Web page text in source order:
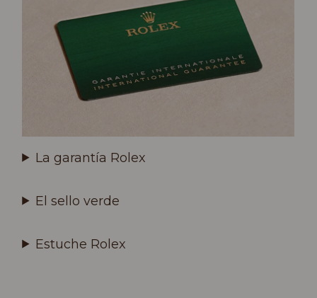
La garantía Rolex
El sello verde
Estuche Rolex